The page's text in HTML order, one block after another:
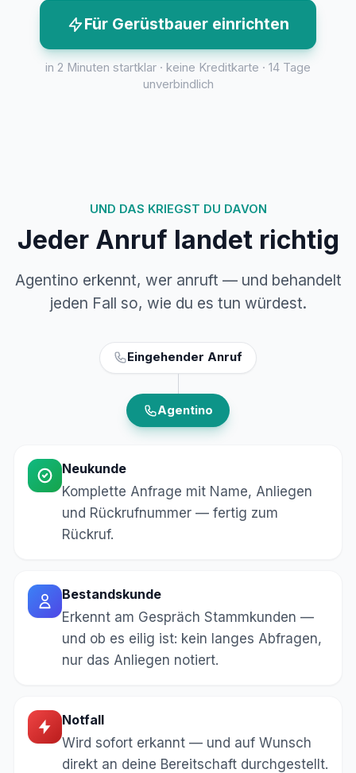
Für Gerüstbauer einrichten
in 2 Minuten startklar · keine Kreditkarte · 14 Tage
unverbindlich
UND DAS KRIEGST DU DAVON
Jeder Anruf landet richtig
Agentino erkennt, wer anruft — und behandelt
jeden Fall so, wie du es tun würdest.
Eingehender Anruf
Agentino
Neukunde
Komplette Anfrage mit Name, Anliegen
und Rückrufnummer — fertig zum
Rückruf.
Bestandskunde
Erkennt am Gespräch Stammkunden —
und ob es eilig ist: kein langes Abfragen,
nur das Anliegen notiert.
Notfall
Wird sofort erkannt — und auf Wunsch
direkt an deine Bereitschaft durchgestellt.